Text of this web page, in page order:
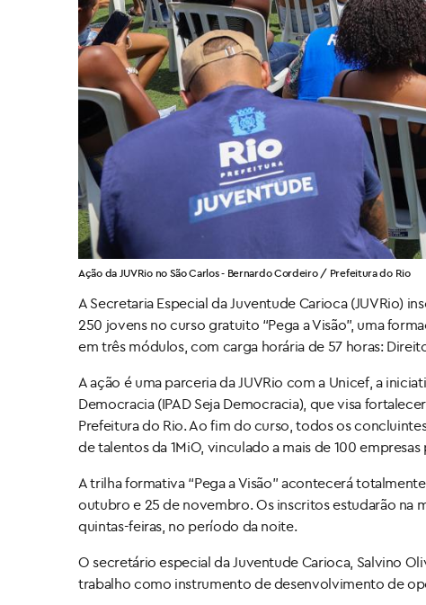
Ação da JUVRio no São Carlos - Bernardo Cordeiro / Prefeitura do Rio
A Secretaria Especial da Juventude Carioca (JUVRio)
250 jovens no curso gratuito “Pega a Visão”, uma
em três módulos, com carga horária de 57 horas:
A ação é uma parceria da JUVRio com a Unicef, a
Democracia (IPAD Seja Democracia), que visa
Prefeitura do Rio. Ao fim do curso, todos os
de talentos da 1MiO, vinculado a mais de 100 empresas
A trilha formativa “Pega a Visão” acontecerá
outubro e 25 de novembro. Os inscritos estudarão na
quintas-feiras, no período da noite.
O secretário especial da Juventude Carioca, Salvino
trabalho como instrumento de desenvolvimento de